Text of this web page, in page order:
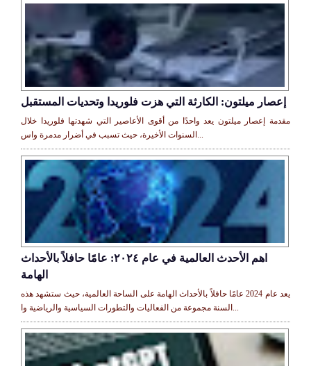
إعصار ميلتون: الكارثة التي هزت فلوريدا وتحديات المستقبل
مقدمة إعصار ميلتون يعد واحدًا من أقوى الأعاصير التي شهدتها فلوريدا خلال
السنوات الأخيرة، حيث تسبب في أضرار مدمرة واس...
اهم الأحدث العالمية في عام ٢٠٢٤: عامًا حافلاً بالأحداث
الهامة
يعد عام 2024 عامًا حافلاً بالأحداث الهامة على الساحة العالمية، حيث ستشهد هذه
السنة مجموعة من الفعاليات والتطورات السياسية والرياضية وا...